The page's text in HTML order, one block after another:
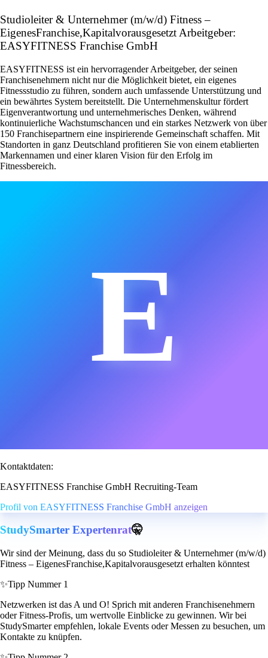
Studioleiter & Unternehmer (m/w/d) Fitness –
EigenesFranchise,Kapitalvorausgesetzt Arbeitgeber:
EASYFITNESS Franchise GmbH
EASYFITNESS ist ein hervorragender Arbeitgeber, der seinen
Franchisenehmern nicht nur die Möglichkeit bietet, ein eigenes
Fitnessstudio zu führen, sondern auch umfassende Unterstützung und
ein bewährtes System bereitstellt. Die Unternehmenskultur fördert
Eigenverantwortung und unternehmerisches Denken, während
kontinuierliche Wachstumschancen und ein starkes Netzwerk von über
150 Franchisepartnern eine inspirierende Gemeinschaft schaffen. Mit
Standorten in ganz Deutschland profitieren Sie von einem etablierten
Markennamen und einer klaren Vision für den Erfolg im
Fitnessbereich.
E
Kontaktdaten:
EASYFITNESS Franchise GmbH Recruiting-Team
Profil von EASYFITNESS Franchise GmbH anzeigen
StudySmarter Expertenrat🤫
Wir sind der Meinung, dass du so Studioleiter & Unternehmer (m/w/d)
Fitness – EigenesFranchise,Kapitalvorausgesetzt erhalten könntest
✨Tipp Nummer 1
Netzwerken ist das A und O! Sprich mit anderen Franchisenehmern
oder Fitness-Profis, um wertvolle Einblicke zu gewinnen. Wir bei
StudySmarter empfehlen, lokale Events oder Messen zu besuchen, um
Kontakte zu knüpfen.